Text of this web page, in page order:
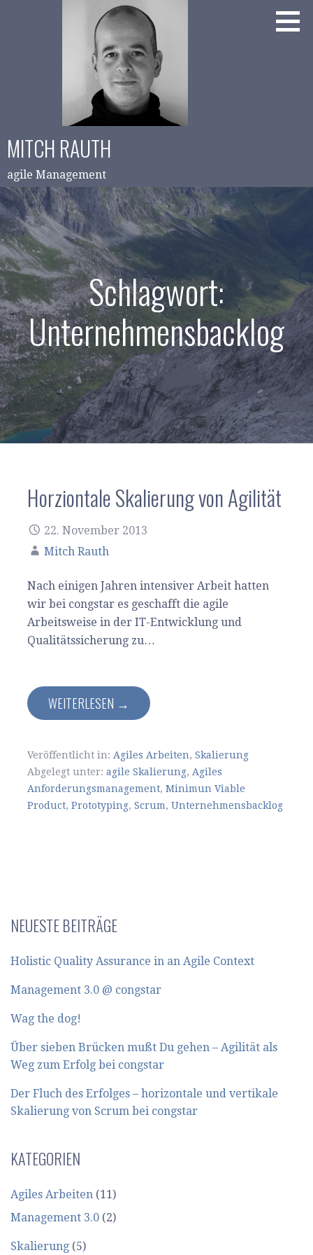
MITCH RAUTH
agile Management
Schlagwort:
Unternehmensbacklog
Horziontale Skalierung von Agilität
22. November 2013
Mitch Rauth
Nach einigen Jahren intensiver Arbeit hatten
wir bei congstar es geschafft die agile
Arbeitsweise in der IT-Entwicklung und
Qualitätssicherung zu…
WEITERLESEN →
Veröffentlicht in: Agiles Arbeiten, Skalierung
Abgelegt unter: agile Skalierung, Agiles
Anforderungsmanagement, Minimun Viable
Product, Prototyping, Scrum, Unternehmensbacklog
NEUESTE BEITRÄGE
Holistic Quality Assurance in an Agile Context
Management 3.0 @ congstar
Wag the dog!
Über sieben Brücken mußt Du gehen – Agilität als
Weg zum Erfolg bei congstar
Der Fluch des Erfolges – horizontale und vertikale
Skalierung von Scrum bei congstar
KATEGORIEN
Agiles Arbeiten (11)
Management 3.0 (2)
Skalierung (5)